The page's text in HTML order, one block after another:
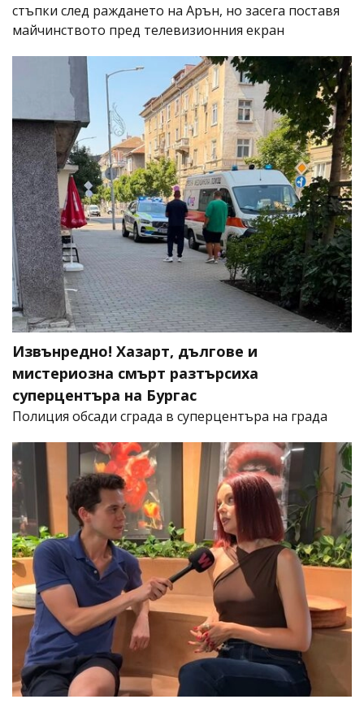
стъпки след раждането на Арън, но засега поставя
майчинството пред телевизионния екран
Извънредно! Хазарт, дългове и
мистериозна смърт разтърсиха
суперцентъра на Бургас
Полиция обсади сграда в суперцентъра на града